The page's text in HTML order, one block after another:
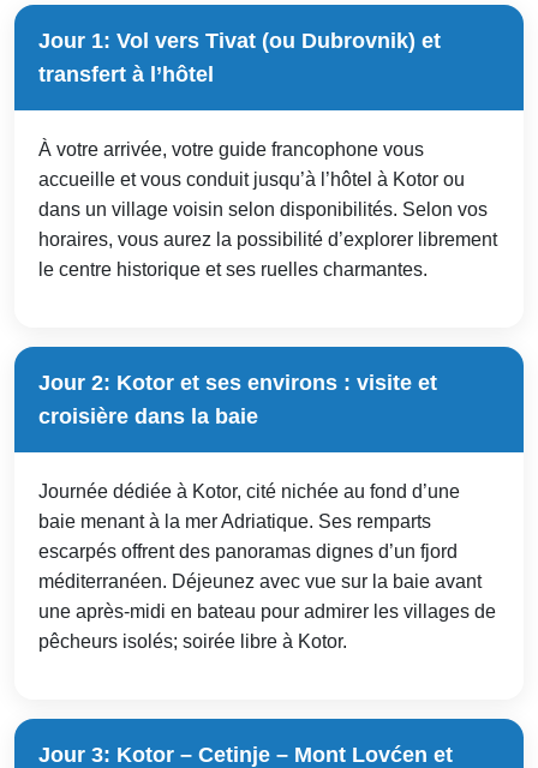
Jour 1: Vol vers Tivat (ou Dubrovnik) et
transfert à l’hôtel
À votre arrivée, votre guide francophone vous
accueille et vous conduit jusqu’à l’hôtel à Kotor ou
dans un village voisin selon disponibilités. Selon vos
horaires, vous aurez la possibilité d’explorer librement
le centre historique et ses ruelles charmantes.
Jour 2: Kotor et ses environs : visite et
croisière dans la baie
Journée dédiée à Kotor, cité nichée au fond d’une
baie menant à la mer Adriatique. Ses remparts
escarpés offrent des panoramas dignes d’un fjord
méditerranéen. Déjeunez avec vue sur la baie avant
une après-midi en bateau pour admirer les villages de
pêcheurs isolés; soirée libre à Kotor.
Jour 3: Kotor – Cetinje – Mont Lovćen et